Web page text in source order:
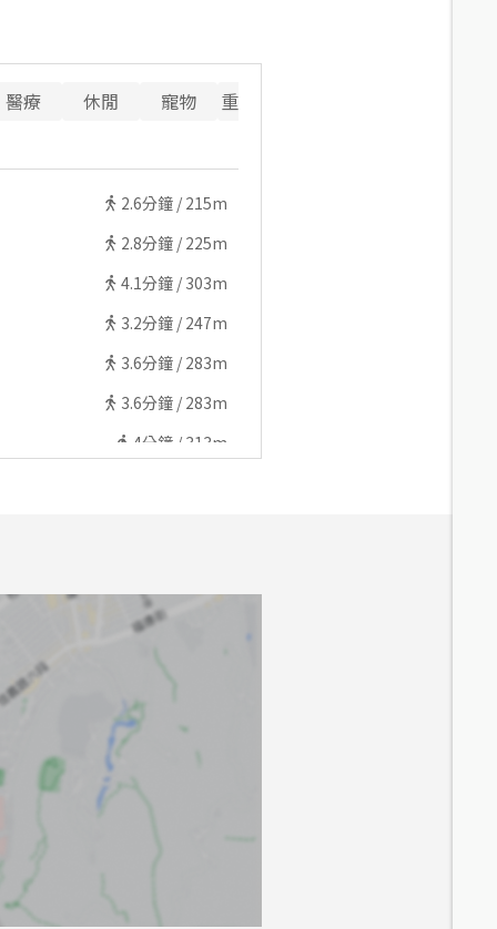
醫療 休閒 寵物
重要設施
2.6分鐘 / 215m
2.8分鐘 / 225m
4.1分鐘 / 303m
3.2分鐘 / 247m
3.6分鐘 / 283m
3.6分鐘 / 283m
4分鐘 / 313m